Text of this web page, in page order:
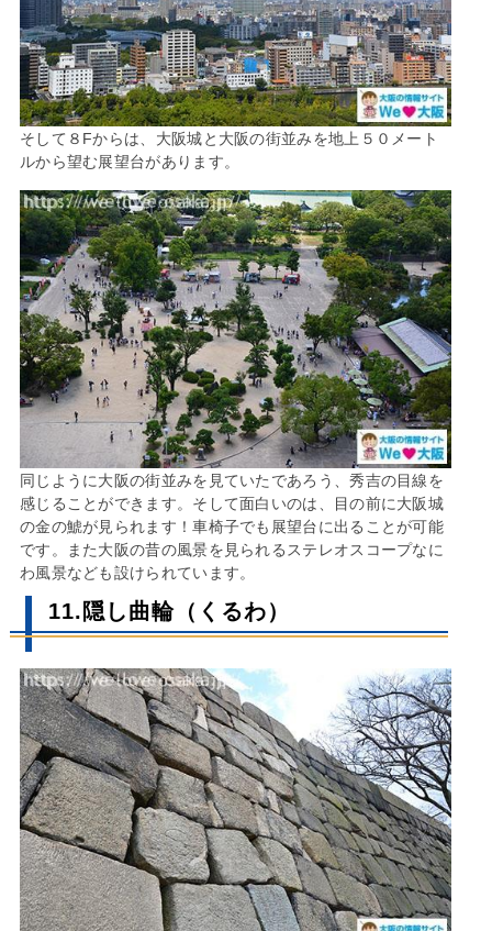
そして８Fからは、大阪城と大阪の街並みを地上５０メート
ルから望む展望台があります。
同じように大阪の街並みを見ていたであろう、秀吉の目線を
感じることができます。そして面白いのは、目の前に大阪城
の金の鯱が見られます！車椅子でも展望台に出ることが可能
です。また大阪の昔の風景を見られるステレオスコープなに
わ風景なども設けられています。
11.隠し曲輪（くるわ）